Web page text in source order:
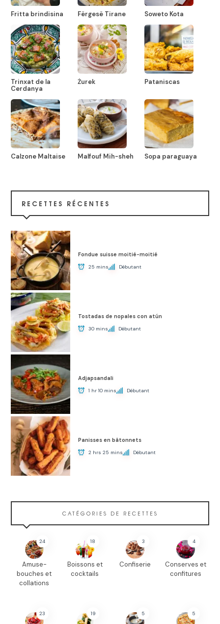
Fritta brindisina Fërgesë Tirane Soweto Kota
Trinxat de la
Cerdanya
Żurek Pataniscas
Calzone Maltaise Malfouf Mih-sheh Sopa paraguaya
RECETTES RÉCENTES
Fondue suisse moitié-moitié
25 mins Débutant
Tostadas de nopales con atún
30 mins Débutant
Adjapsandali
1 hr 10 mins Débutant
Panisses en bâtonnets
2 hrs 25 mins Débutant
CATÉGORIES DE RECETTES
24
Amuse-
bouches et
collations
18
Boissons et
cocktails
3
Confiserie
4
Conserves et
confitures
23 19 5 5